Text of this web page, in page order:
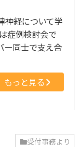
神経について学
症例検討会で
ー同士で支え合
もっと見る
受付事務より